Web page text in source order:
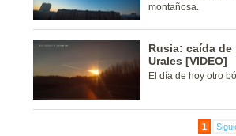
montañosa.
Rusia: caída
Urales [VIDEO]
El día de hoy otro
1